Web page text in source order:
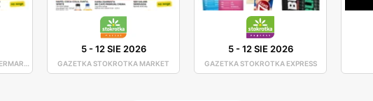
GAZETKA STOKROTKA SUPERMARKET
5-12 SIE 2026
GAZETKA STOKROTKA MARKET
5-12 SIE 2026
GAZETKA STOKROTKA EXPRESS